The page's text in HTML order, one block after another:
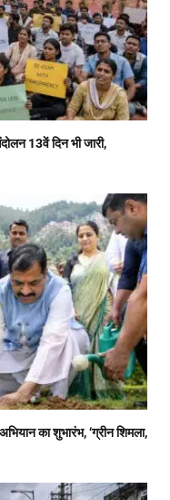
13वें दिन भी जारी,
का शुभारंभ, ‘ग्रीन शिमला,